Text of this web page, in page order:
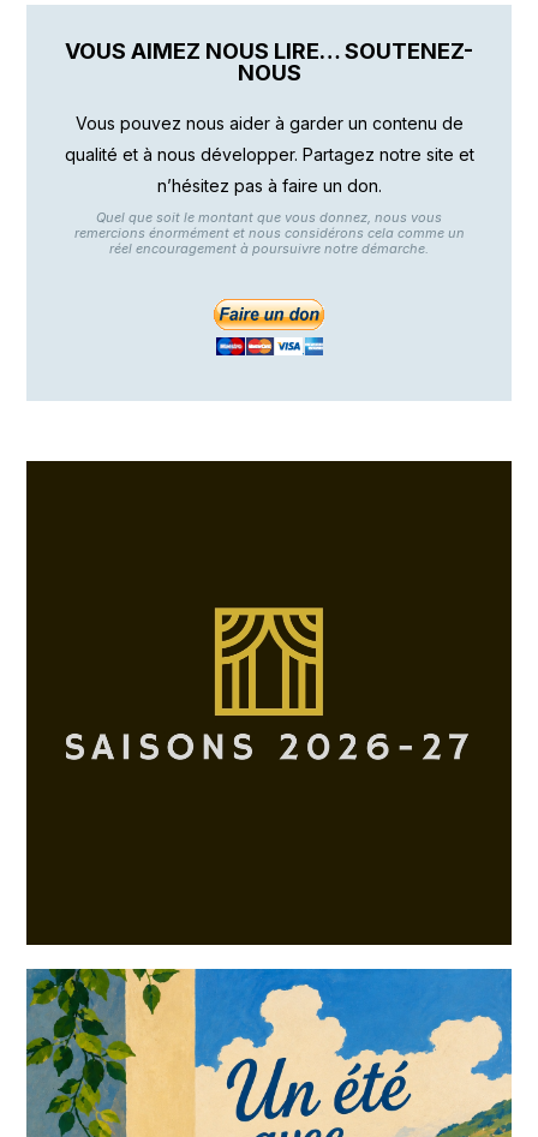
VOUS AIMEZ NOUS LIRE… SOUTENEZ-
NOUS
Vous pouvez nous aider à garder un contenu de
qualité et à nous développer. Partagez notre site et
n’hésitez pas à faire un don.
Quel que soit le montant que vous donnez, nous vous
remercions énormément et nous considérons cela comme un
réel encouragement à poursuivre notre démarche.